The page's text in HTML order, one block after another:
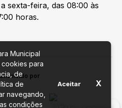
sexta-feira, das 08:00 às
horas.
por
Municipal
cookies para
de
de
navegando,
condições
Aceitar X